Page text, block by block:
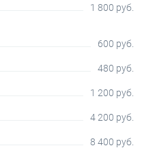
1 800 руб.
600 руб.
480 руб.
1 200 руб.
4 200 руб.
8 400 руб.